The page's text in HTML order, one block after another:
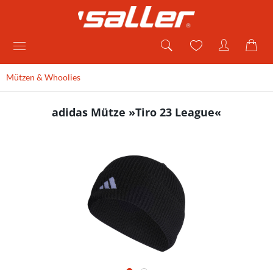
Mützen & Whoolies
adidas Mütze »Tiro 23 League«